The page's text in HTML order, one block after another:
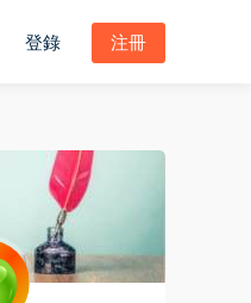
登錄 注冊